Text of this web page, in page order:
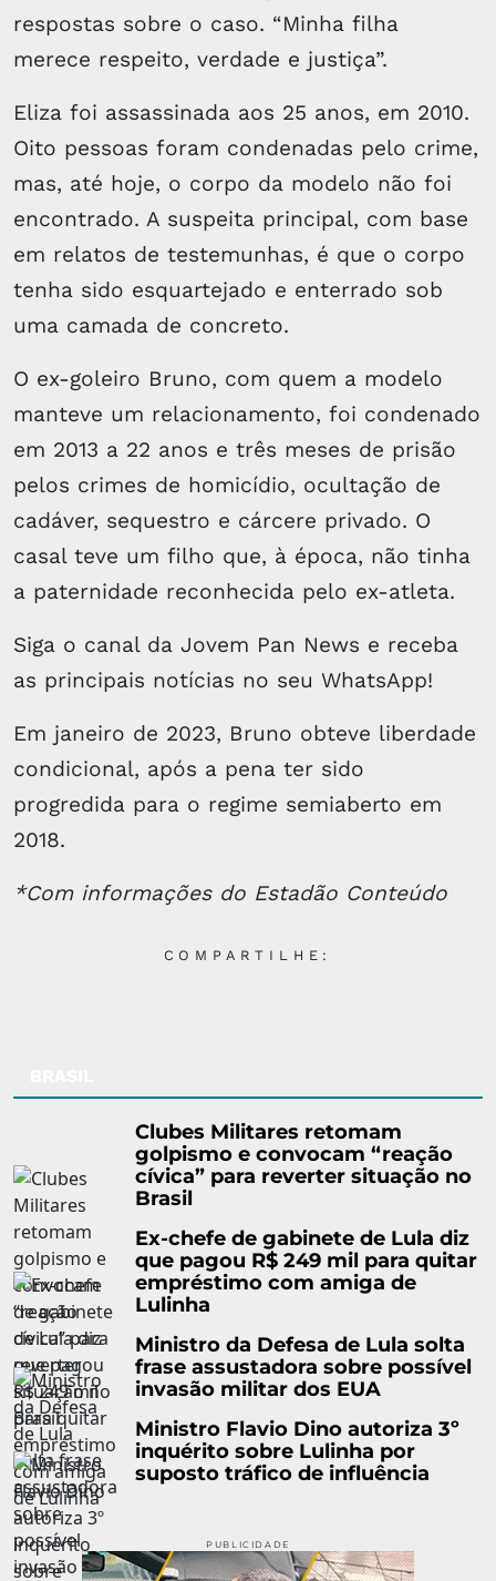
respostas sobre o caso. “Minha filha
merece respeito, verdade e justiça”.
Eliza foi assassinada aos 25 anos, em 2010.
Oito pessoas foram condenadas pelo crime,
mas, até hoje, o corpo da modelo não foi
encontrado. A suspeita principal, com base
em relatos de testemunhas, é que o corpo
tenha sido esquartejado e enterrado sob
uma camada de concreto.
O ex-goleiro Bruno, com quem a modelo
manteve um relacionamento, foi condenado
em 2013 a 22 anos e três meses de prisão
pelos crimes de homicídio, ocultação de
cadáver, sequestro e cárcere privado. O
casal teve um filho que, à época, não tinha
a paternidade reconhecida pelo ex-atleta.
Siga o canal da Jovem Pan News e receba
as principais notícias no seu WhatsApp!
Em janeiro de 2023, Bruno obteve liberdade
condicional, após a pena ter sido
progredida para o regime semiaberto em
2018.
*Com informações do Estadão Conteúdo
COMPARTILHE:
Clubes Militares retomam
golpismo e convocam “reação
cívica” para reverter situação no
Brasil
Ex-chefe de gabinete de Lula diz
que pagou R$ 249 mil para quitar
empréstimo com amiga de
Lulinha
Ministro da Defesa de Lula solta
frase assustadora sobre possível
invasão militar dos EUA
Ministro Flavio Dino autoriza 3º
inquérito sobre Lulinha por
suposto tráfico de influência
PUBLICIDADE